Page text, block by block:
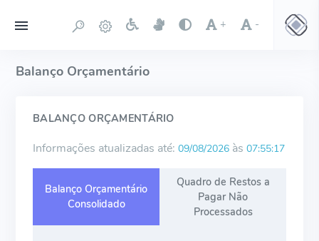
+ -
Balanço Orçamentário
BALANÇO ORÇAMENTÁRIO
Informações atualizadas até: 09/08/2026 às 07:55:17
Balanço Orçamentário
Consolidado
Quadro de Restos a
Pagar Não
Processados